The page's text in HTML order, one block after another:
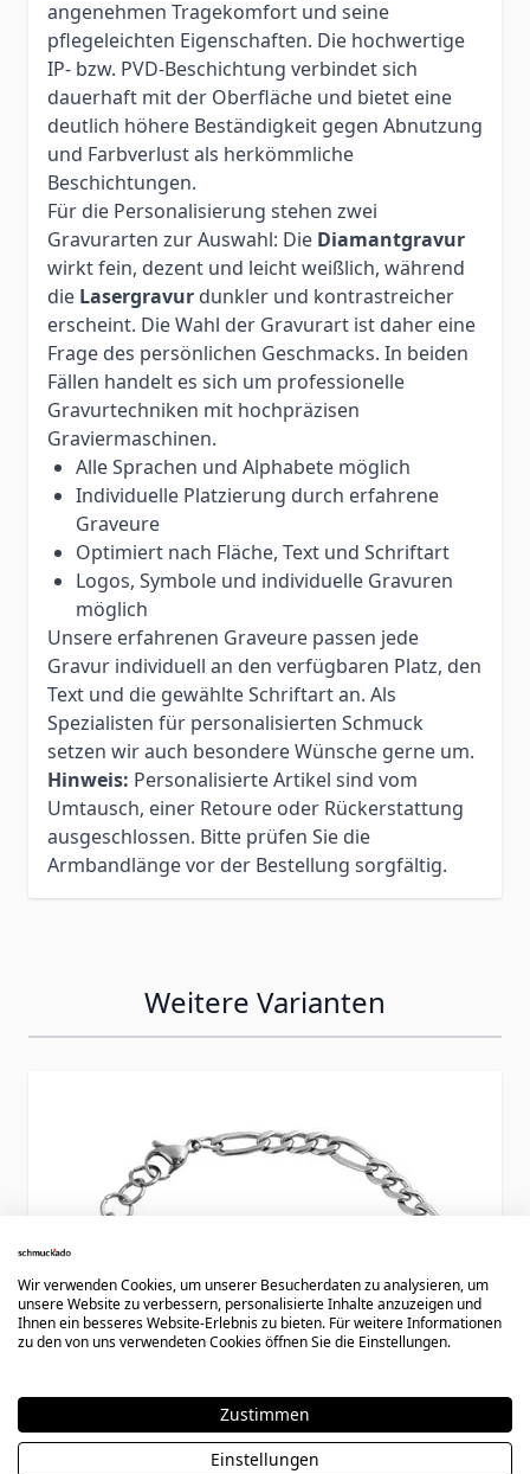
angenehmen Tragekomfort und seine
pflegeleichten Eigenschaften. Die hochwertige
IP- bzw. PVD-Beschichtung verbindet sich
dauerhaft mit der Oberfläche und bietet eine
deutlich höhere Beständigkeit gegen Abnutzung
und Farbverlust als herkömmliche
Beschichtungen.
Für die Personalisierung stehen zwei
Gravurarten zur Auswahl: Die Diamantgravur
wirkt fein, dezent und leicht weißlich, während
die Lasergravur dunkler und kontrastreicher
erscheint. Die Wahl der Gravurart ist daher eine
Frage des persönlichen Geschmacks. In beiden
Fällen handelt es sich um professionelle
Gravurtechniken mit hochpräzisen
Graviermaschinen.
Alle Sprachen und Alphabete möglich
Individuelle Platzierung durch erfahrene
Graveure
Optimiert nach Fläche, Text und Schriftart
Logos, Symbole und individuelle Gravuren
möglich
Unsere erfahrenen Graveure passen jede
Gravur individuell an den verfügbaren Platz, den
Text und die gewählte Schriftart an. Als
Spezialisten für personalisierten Schmuck
setzen wir auch besondere Wünsche gerne um.
Hinweis: Personalisierte Artikel sind vom
Umtausch, einer Retoure oder Rückerstattung
ausgeschlossen. Bitte prüfen Sie die
Armbandlänge vor der Bestellung sorgfältig.
Weitere Varianten
Wir verwenden Cookies, um unserer Besucherdaten zu analysieren, um
unsere Website zu verbessern, personalisierte Inhalte anzuzeigen und
Ihnen ein besseres Website-Erlebnis zu bieten. Für weitere Informationen
zu den von uns verwendeten Cookies öffnen Sie die Einstellungen.
Zustimmen
Einstellungen